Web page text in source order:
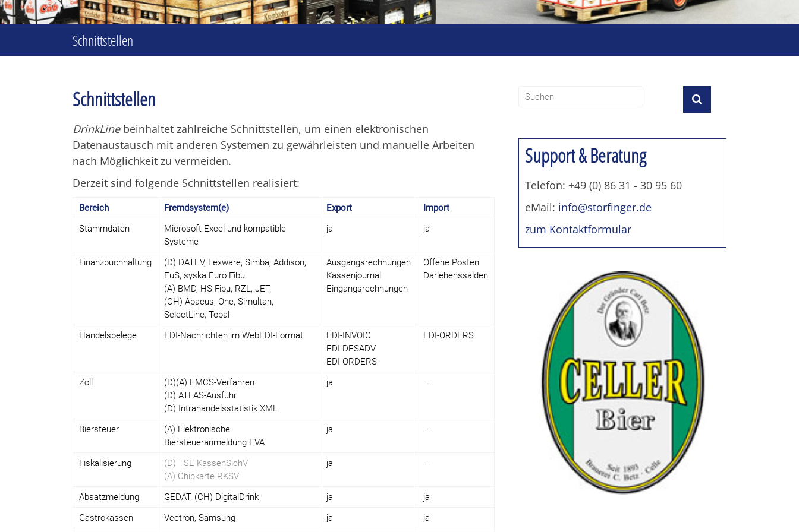
unserer
Branchensoftware
Schnittstellen
Schnittstellen
DrinkLinebeinhaltet zahlreiche Schnittstellen, um einen elektronischen
Datenaustausch mit anderen Systemen zu gewährleisten und manuelle Arbeiten
nach Möglichkeit zu vermeiden.
Derzeit sind folgende Schnittstellen realisiert:
Bereich Fremdsystem(e) Export
Import
Stammdaten
Microsoft Excel und kompatible
Systeme
ja ja
Finanzbuchhaltung
(D) DATEV, Lexware, Simba, Addison,
EuS, syska Euro Fibu
(A) BMD, HS-Fibu, RZL, JET
(CH) Abacus, One, Simultan,
SelectLine, Topal
Ausgangsrechnungen
Kassenjournal
Eingangsrechnungen
Offene Posten
Darlehenssalden
Handelsbelege EDI-Nachrichten im WebEDI-Format
EDI-INVOIC
EDI-DESADV
EDI-ORDERS
EDI-ORDERS
Zoll
(D)(A) EMCS-Verfahren
(D) ATLAS-Ausfuhr
(D) Intrahandelsstatistik XML
ja –
Biersteuer
(A) Elektronische
Biersteueranmeldung EVA
ja –
Fiskalisierung
(D) TSE KassenSichV
(A) Chipkarte RKSV
ja –
Absatzmeldung GEDAT, (CH) DigitalDrink ja
ja
Gastrokassen
Vectron, Samsung ja ja
Support & Beratung
Telefon: +49 (0) 86 31 - 30 95 60
eMail: info@storfinger.de
zum Kontaktformular